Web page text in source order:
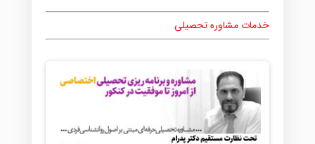
خدمات مشاوره تحصیلی